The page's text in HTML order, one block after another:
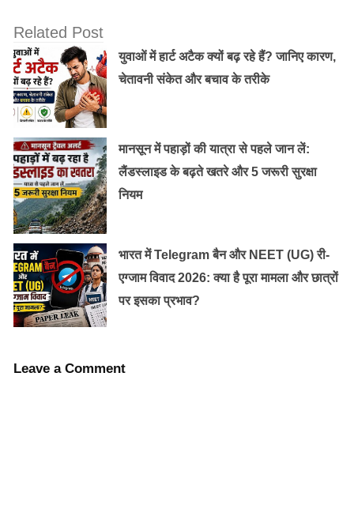
नेशनल आर्काइव की गोपनीय रिकॉर्ड्स के मुताबिक, नेताजी करीब 80
किलो सोने की ज्वैलरी लेकर सफर कर रहे थे। 1945 में इनकी
कीमत करीब 1 करोड़ रुपए थी। प्लेन क्रैश में नेताजी का सामान
बुरी तरह जल गया। उसका कुछ ही हिस्सा बचा था। जिसे जापान
भेज दिया गया। 1952 में इसे जापान से नई दिल्ली लाया गया। इसमें
उस वक्त केवल 11 किलो ज्वैलरी का हिस्सा मिला था।
नेशनल आर्काइव की गोपनीय फाइलों के जरिए पता चलता है कि
सरकारी अधिकारियों को नेता जी के दो पूर्व सहयोगियों पर शक था।
योजना कार्यक्रम का पब्लिसिटी अडवाइजर बनाया गया।
Related Post
युवाओं में हार्ट अटैक क्यों बढ़ रहे हैं? जानिए कारण,
चेतावनी संकेत और बचाव के तरीके
मानसून में पहाड़ों की यात्रा से पहले जान लें:
लैंडस्लाइड के बढ़ते खतरे और 5 जरूरी सुरक्षा
नियम
भारत में Telegram बैन और NEET (UG) री-
एग्जाम विवाद 2026: क्या है पूरा मामला और छात्रों
पर इसका प्रभाव?
Leave a Comment